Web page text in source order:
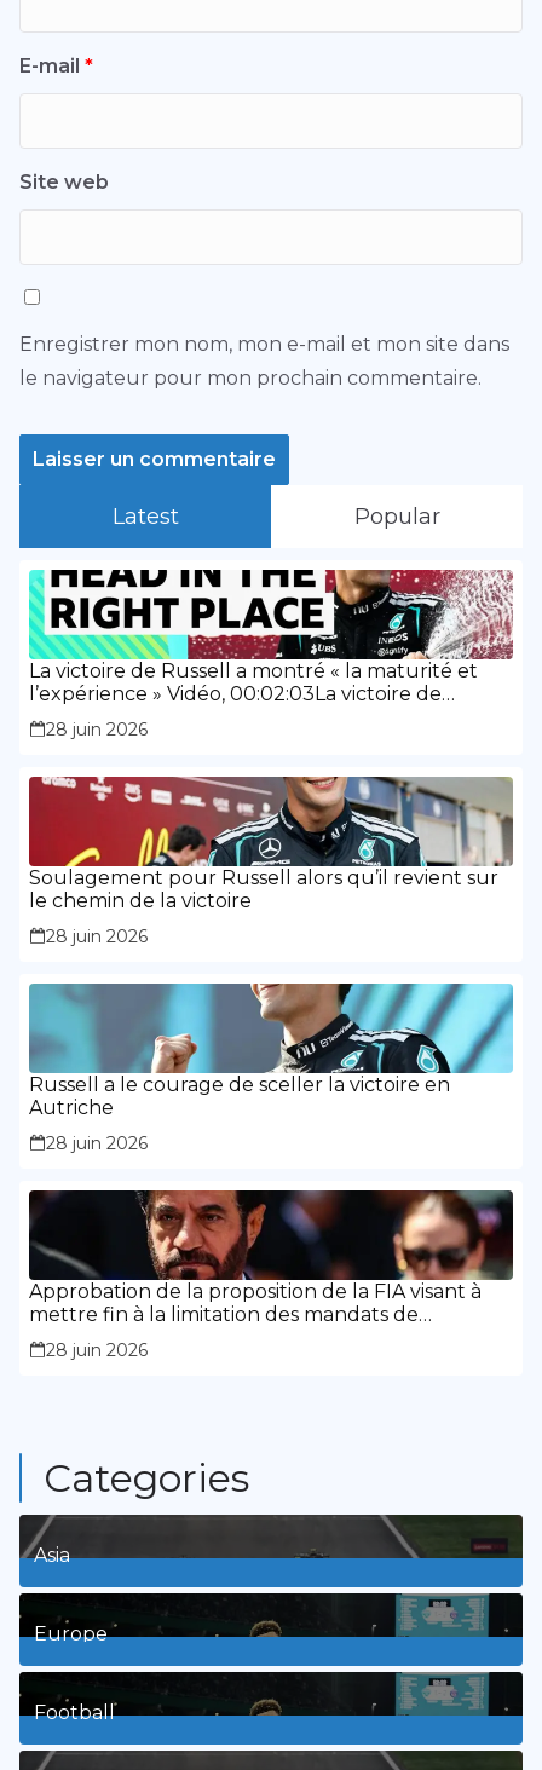
E-mail *
Site web
Enregistrer mon nom, mon e-mail et mon site dans
le navigateur pour mon prochain commentaire.
Latest Popular
La victoire de Russell a montré « la maturité et
l’expérience » Vidéo, 00:02:03La victoire de
Russell a montré « la maturité et l’expérience »
28 juin 2026
Soulagement pour Russell alors qu’il revient sur
le chemin de la victoire
28 juin 2026
Russell a le courage de sceller la victoire en
Autriche
28 juin 2026
Approbation de la proposition de la FIA visant à
mettre fin à la limitation des mandats de
présidence
28 juin 2026
Categories
Asia
1Posts
Europe
3Posts
Football
8Posts